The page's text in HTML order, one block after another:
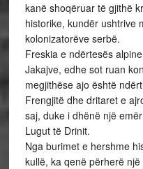
kanë shoqëruar të gjithë
historike, kundër ushtrive
kolonizatorëve serbë.
Freskia e ndërtesës
Jakajve, edhe sot ruan
megjithëse ajo është
Frengjitë dhe dritaret e
saj, duke i dhënë një
Lugut të Drinit.
Nga burimet e hershme
kullë, ka qenë përherë